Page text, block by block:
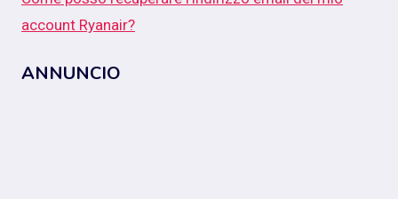
account Ryanair?
ANNUNCIO